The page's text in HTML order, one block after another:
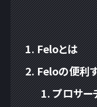
Feloとは
Feloの便利
プロサー